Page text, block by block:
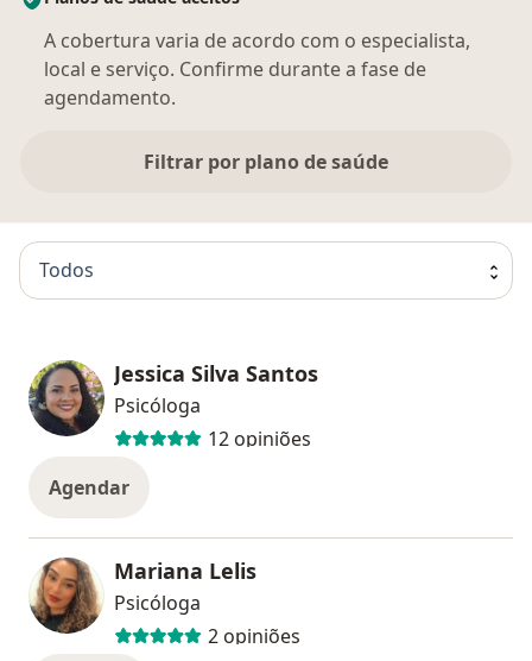
A cobertura varia de acordo com o especialista,
local e serviço. Confirme durante a fase de
agendamento.
Filtrar por plano de saúde
Todos
Jessica Silva Santos
Psicóloga
12 opiniões
Agendar
Mariana Lelis
Psicóloga
2 opiniões